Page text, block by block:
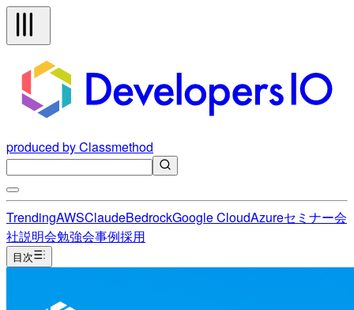
produced by Classmethod
TrendingAWSClaudeBedrockGoogle CloudAzureセミナー会
社説明会勉強会事例採用
目次